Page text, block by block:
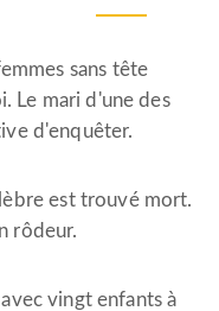
sans tête
Le mari d'une des
d'enquêter.
est trouvé mort.
rôdeur.
vingt enfants à